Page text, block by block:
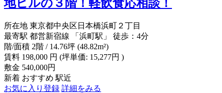
地ビルの３階！軽飲食応相談！
所在地 東京都中央区日本橋浜町２丁目
最寄駅 都営新宿線 「浜町駅」 徒歩：4分
階/面積 2階 / 14.76坪 (48.82m²)
賃料 198,000 円 (坪単価: 15,277円 )
敷金 540,000円
新着 おすすめ 駅近
お気に入り登録 詳細をみる